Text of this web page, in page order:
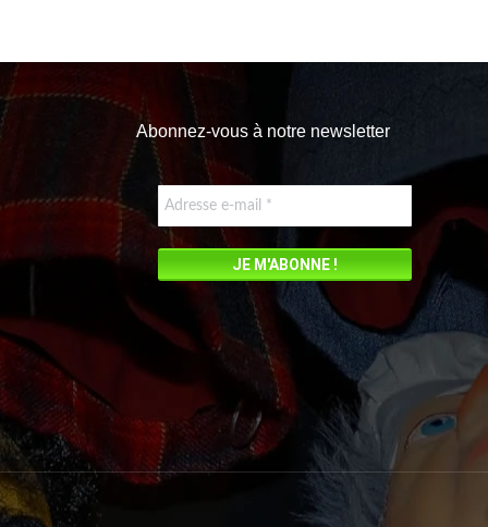
Abonnez-vous à notre newsletter